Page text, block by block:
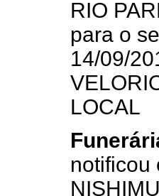
RIO
para o
14/09/
LOCAL
notificou